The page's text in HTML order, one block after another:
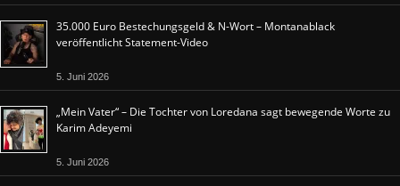
35.000 Euro Bestechungsgeld & N-Wort – Montanablack
veröffentlicht Statement-Video
5. Juni 2026
„Mein Vater“ – Die Tochter von Loredana sagt bewegende Worte zu
Karim Adeyemi
5. Juni 2026